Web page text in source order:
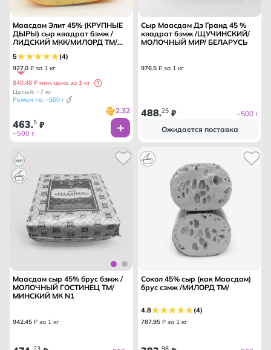
Маасдам Элит 45% (КРУПНЫЕ
ДЫРЫ) сыр квадрат бзмж /
ЛИДСКИЙ МКК/МИЛОРД ТМ/
НОВОГРУДСКИЙ/
5 (4)
927.0 ₽ за 1 кг
840.48 ₽ мин. цена за 1 кг
Целый: ~7 кг
Режем по: ~500 г
2.32
463.5 ₽
~500 г
Сыр Маасдам Дэ Гранд 45 %
квадрат бзмж /ЩУЧИНСКИЙ/
МОЛОЧНЫЙ МИР/ БЕЛАРУСЬ
976.5 ₽ за 1 кг
488.25 ₽
~500 г
Ожидается поставка
Маасдам сыр 45% брус бзмж /
МОЛОЧНЫЙ ГОСТИНЕЦ ТМ/
МИНСКИЙ МК N1
942.45 ₽ за 1 кг
Сокол 45% сыр (как Маасдам)
брус сзмж /МИЛОРД ТМ/
4.8 (4)
787.95 ₽ за 1 кг